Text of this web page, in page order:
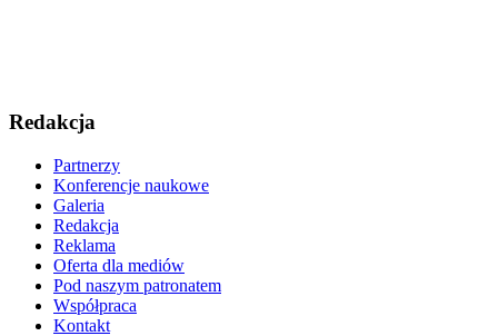
Redakcja
Partnerzy
Konferencje naukowe
Galeria
Redakcja
Reklama
Oferta dla mediów
Pod naszym patronatem
Współpraca
Kontakt